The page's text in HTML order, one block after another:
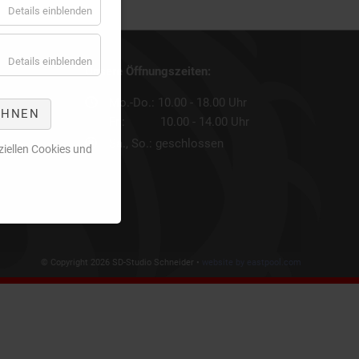
SUBLIMATIONSDRUCK
Unsere Öffnungszeiten:
Mo.-Do.: 10.00 - 18.00 Uhr
Fr.: 10.00 - 14.00 Uhr
Sa., So.: geschlossen
© Copyright 2026 SD-Studio Schneider •
Details einblenden
Details einblenden
Cookies und